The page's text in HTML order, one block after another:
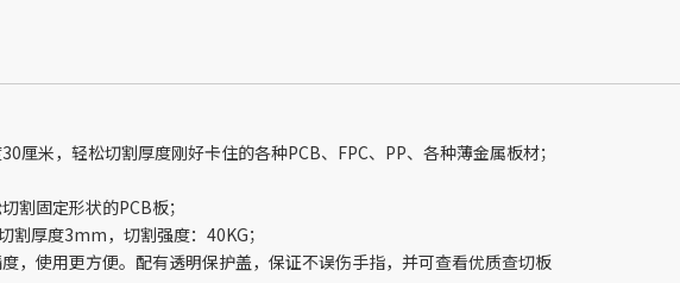
，轻松切割厚度刚好卡住的各种PCB、FPC、PP、各种薄金属板材；
固定形状的PCB板；
度3mm，切割强度：40KG；
用更方便。配有透明保护盖，保证不误伤手指，并可查看优质查切板